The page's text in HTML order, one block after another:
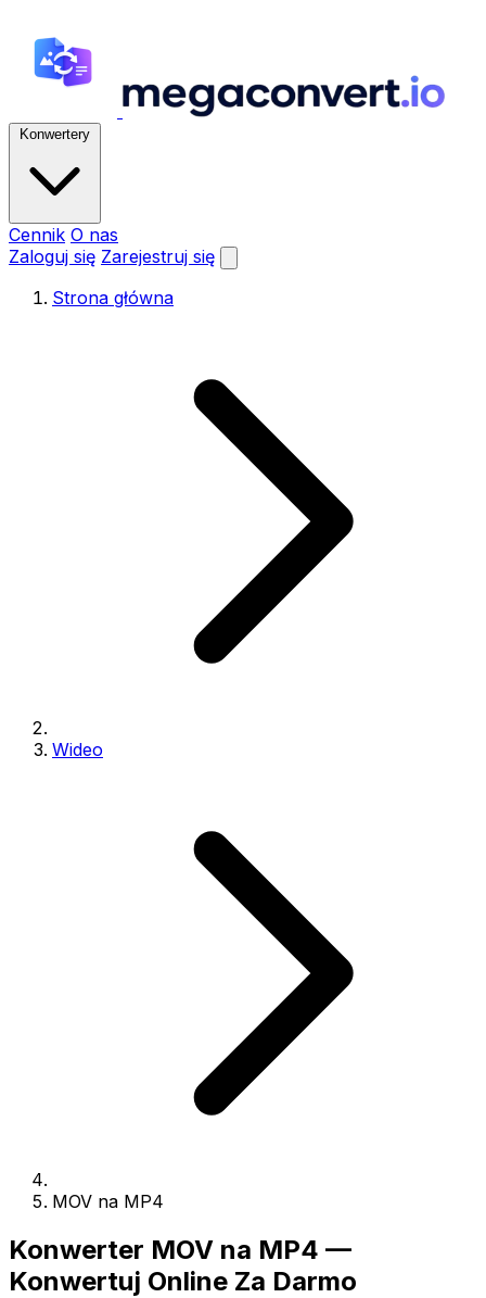
Konwertery
Cennik O nas
Zaloguj się Zarejestruj się
Strona główna
Wideo
MOV na MP4
Konwerter MOV na MP4 —
Konwertuj Online Za Darmo